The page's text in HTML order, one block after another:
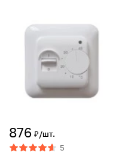
876 ₽/шт.
5